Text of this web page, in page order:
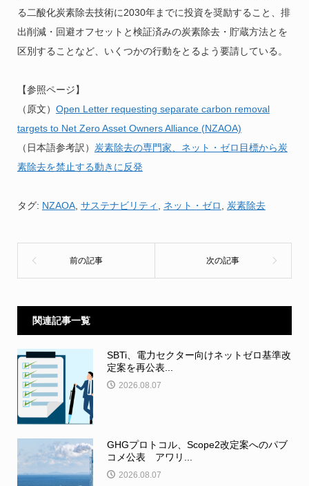
る二酸化炭素除去技術に2030年までに投資を奨励すること、排
出削減・回避オフセットと検証済みの炭素除去・貯蔵方法とを
区別することなど、いくつかの行動をとるよう要請している。
【参照ページ】
（原文） Open Letter requesting separate carbon removal
targets to Net Zero Asset Owners Alliance (NZAOA)
（日本語参考訳） 炭素除去の専門家、ネット・ゼロ目標から炭
素除去を禁止する動きに反発
タグ: NZAOA, サステナビリティ ネット・ゼロ 炭素除去
関連記事一覧
SBTi、電力セクター向けネットゼロ基準改
定案を再公表...
2026.08.07
GHGプロトコル、Scope2改定案へのパブ
コメ公表 アワリ...
2026.08.07